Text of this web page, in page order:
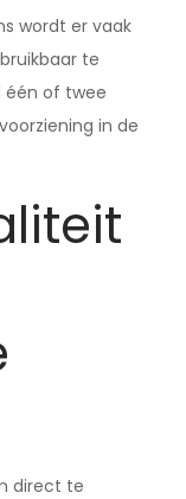
wordt er vaak
te
één of twee
in de
direct te